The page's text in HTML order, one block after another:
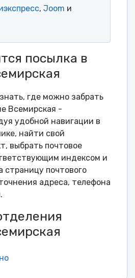
, Joom и
посылка в
где можно забрать
Всемирская -
удобной навигации в
найти свой
выбрать почтовое
индексом и
страницу почтового
адреса, телефона